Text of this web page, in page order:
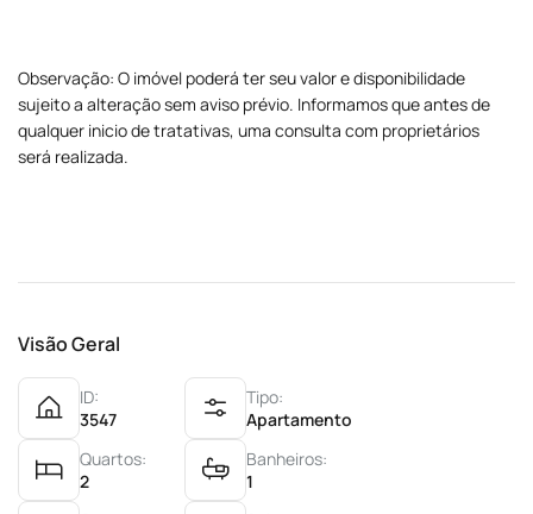
Observação: O imóvel poderá ter seu valor e disponibilidade
sujeito a alteração sem aviso prévio. Informamos que antes de
qualquer inicio de tratativas, uma consulta com proprietários
será realizada.
Visão Geral
ID:
3547
Tipo:
Apartamento
Quartos:
2
Banheiros:
1